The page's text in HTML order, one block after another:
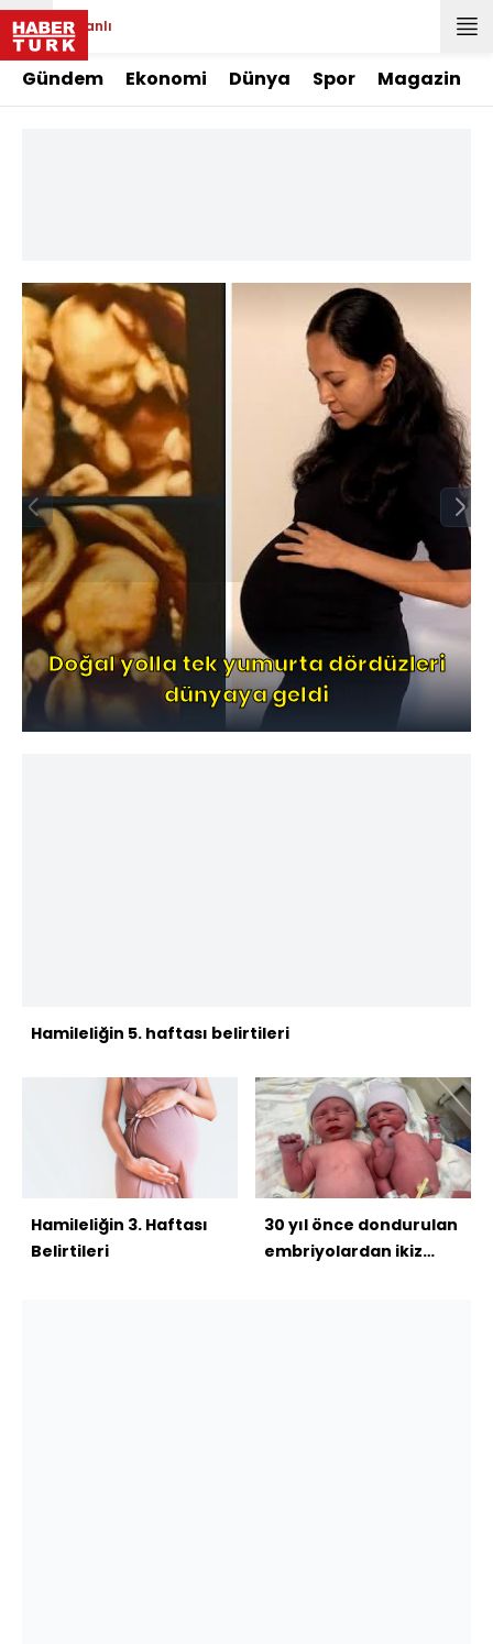
Canlı
Gündem Ekonomi Dünya Spor Magazin
Doğal yolla tek yumurta dördüzleri
dünyaya geldi
Hamileliğin 5. haftası belirtileri
Hamileliğin 3. Haftası
Belirtileri
30 yıl önce dondurulan
embriyolardan ikiz